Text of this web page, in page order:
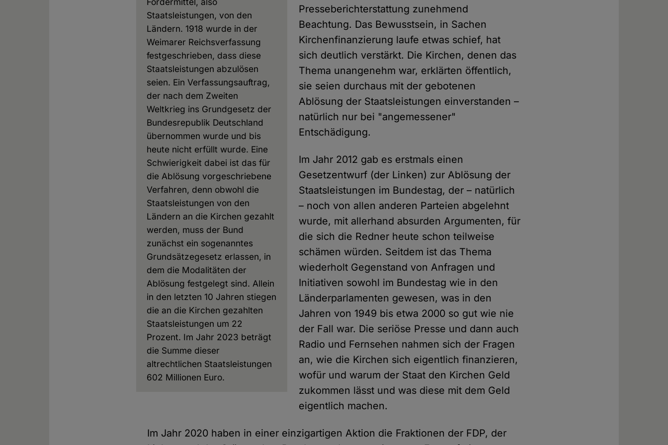
Staatsleistungen, von den
Ländern. 1918 wurde in der
Weimarer Reichsverfassung
festgeschrieben, dass diese
Staatsleistungen abzulösen
seien. Ein Verfassungsauftrag,
der nach dem Zweiten
Weltkrieg ins Grundgesetz der
Bundesrepublik Deutschland
übernommen wurde und bis
heute nicht erfüllt wurde. Eine
Schwierigkeit dabei ist das für
die Ablösung vorgeschriebene
Verfahren, denn obwohl die
Staatsleistungen von den
Ländern an die Kirchen gezahlt
werden, muss der Bund
zunächst ein sogenanntes
Grundsätzegesetz erlassen, in
dem die Modalitäten der
Ablösung festgelegt sind. Allein
in den letzten 10 Jahren stiegen
die an die Kirchen gezahlten
Staatsleistungen um 22
Prozent. Im Jahr 2023 beträgt
die Summe dieser
altrechtlichen Staatsleistungen
602 Millionen Euro.
Presseberichterstattung zunehmend
Beachtung. Das Bewusstsein, in Sachen
Kirchenfinanzierung laufe etwas schief, hat
sich deutlich verstärkt. Die Kirchen, denen das
Thema unangenehm war, erklärten öffentlich,
sie seien durchaus mit der gebotenen
Ablösung der Staatsleistungen einverstanden –
natürlich nur bei "angemessener"
Entschädigung.
Im Jahr 2012 gab es erstmals einen
Gesetzentwurf (der Linken) zur Ablösung der
Staatsleistungen im Bundestag, der – natürlich
– noch von allen anderen Parteien abgelehnt
wurde, mit allerhand absurden Argumenten, für
die sich die Redner heute schon teilweise
schämen würden. Seitdem ist das Thema
wiederholt Gegenstand von Anfragen und
Initiativen sowohl im Bundestag wie in den
Länderparlamenten gewesen, was in den
Jahren von 1949 bis etwa 2000 so gut wie nie
der Fall war. Die seriöse Presse und dann auch
Radio und Fernsehen nahmen sich der Fragen
an, wie die Kirchen sich eigentlich finanzieren,
wofür und warum der Staat den Kirchen Geld
zukommen lässt und was diese mit dem Geld
eigentlich machen.
Im Jahr 2020 haben in einer einzigartigen Aktion die Fraktionen der FDP, der